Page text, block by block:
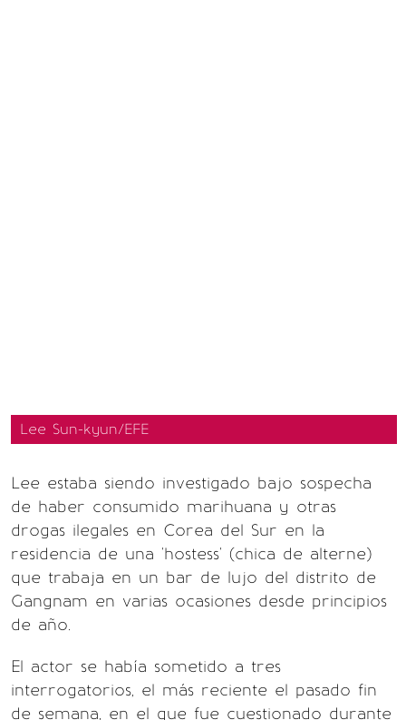
Lee Sun-kyun/EFE
Lee estaba siendo investigado bajo sospecha
de haber consumido marihuana y otras
drogas ilegales en Corea del Sur en la
residencia de una 'hostess' (chica de alterne)
que trabaja en un bar de lujo del distrito de
Gangnam en varias ocasiones desde principios
de año.
El actor se había sometido a tres
interrogatorios, el más reciente el pasado fin
de semana, en el que fue cuestionado durante